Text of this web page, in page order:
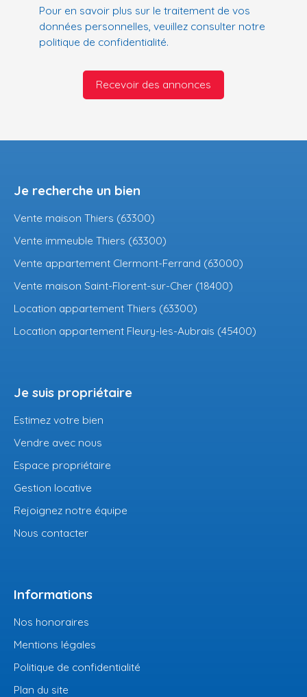
Pour en savoir plus sur le traitement de vos
données personnelles, veuillez consulter notre
politique de confidentialité.
Recevoir des annonces
Je recherche un bien
Vente maison Thiers (63300)
Vente immeuble Thiers (63300)
Vente appartement Clermont-Ferrand (63000)
Vente maison Saint-Florent-sur-Cher (18400)
Location appartement Thiers (63300)
Location appartement Fleury-les-Aubrais (45400)
Je suis propriétaire
Estimez votre bien
Vendre avec nous
Espace propriétaire
Gestion locative
Rejoignez notre équipe
Nous contacter
Informations
Nos honoraires
Mentions légales
Politique de confidentialité
Plan du site